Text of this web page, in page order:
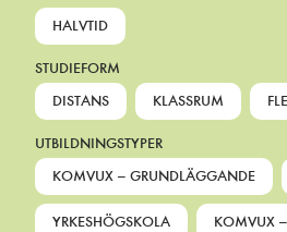
HALVTID
STUDIEFORM
DISTANS
KLASSRUM
UTBILDNINGSTYPER
KOMVUX – GRUNDLÄGGANDE
YRKESHÖGSKOLA KOMVUX